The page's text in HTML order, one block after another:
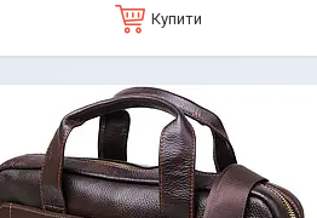
Купити